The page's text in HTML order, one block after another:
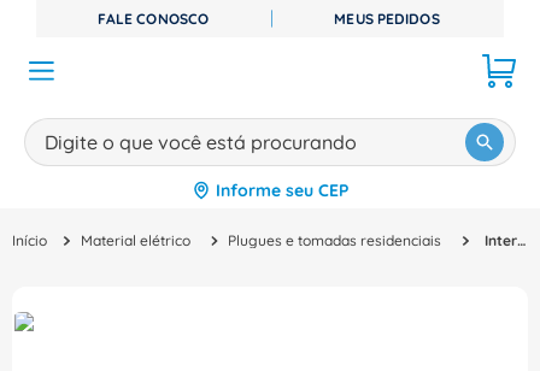
FALE CONOSCO MEUS PEDIDOS
Digite o que você está procurando
Informe seu CEP
Material elétrico Plugues e tomadas residenciais Interruptor Tecla 250V 10A Brpol Man S3B62460 Schneider
TERMOS MAIS BUSCADOS
º disjuntor